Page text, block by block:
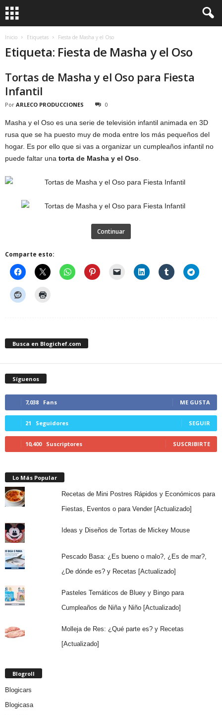
Inicio Etiquetas Fiesta de Masha y el Oso
Etiqueta: Fiesta de Masha y el Oso
Tortas de Masha y el Oso para Fiesta
Infantil
Por ARLECO PRODUCCIONES 0
Masha y el Oso es una serie de televisión infantil animada en 3D
rusa que se ha puesto muy de moda entre los más pequeños del
hogar. Es por ello que si vas a organizar un cumpleaños infantil no
puede faltar una torta de Masha y el Oso
Continuar
Comparte esto:
Busca en Blogichef.com
Síguenos
7,038 Fans ME GUSTA
21 Seguidores SEGUIR
10,400 Suscriptores SUSCRIBIRTE
Lo Más Popular
Recetas de Mini Postres Rápidos y Económicos para
Fiestas, Eventos o para Vender [Actualizado]
Ideas y Diseños de Tortas de Mickey Mouse
Pescado Basa: ¿Es bueno o malo?, ¿Es de mar?,
¿De dónde es? y Recetas [Actualizado]
Pasteles Temáticos de Bluey y Bingo para
Cumpleaños de Niña y Niño [Actualizado]
Molleja de Res: ¿Qué parte es? y Recetas
[Actualizado]
Blogroll
Blogicars
Blogicasa